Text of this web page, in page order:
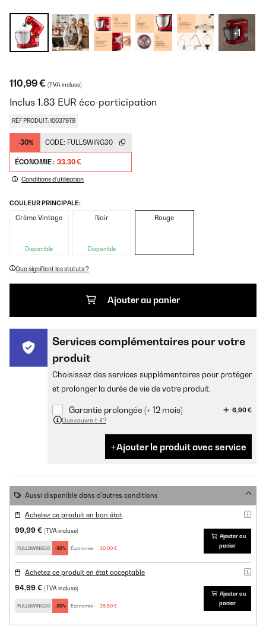
+1
110,99 € (TVA incluse)
Inclus 1.83 EUR éco-participation
RÉF PRODUIT: 10037979
-30% CODE: FULLSWING30
ÉCONOMIE : 33,30 €
Conditions d'utilisation
COULEUR PRINCIPALE:
Crème Vintage
Disponible
Noir
Disponible
Rouge
Que signifient les statuts ?
Ajouter au panier
Services complémentaires pour votre
produit
Choisissez des services supplémentaires pour protéger
et prolonger la durée de vie de votre produit.
Garantie prolongée (+ 12 mois)
6,90 €
Que couvre-t-il ?
Ajouter le produit avec service
Aussi disponible dans d'autres conditions
Achetez ce produit en bon état
99,99 € (TVA incluse)
FULLSWING30 -30% Économie : 30,00 €
Ajouter au
panier
Achetez ce produit en état acceptable
94,99 € (TVA incluse)
FULLSWING30 -30% Économie : 28,50 €
Ajouter au
panier